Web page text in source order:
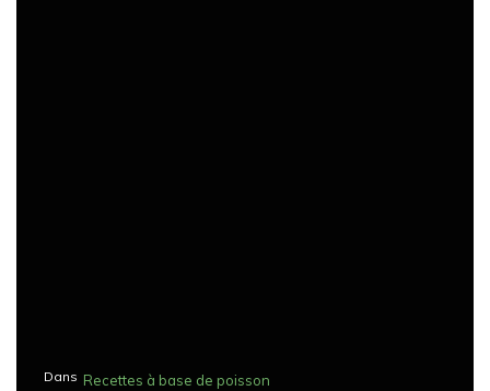
Dans Recettes à base de poisson